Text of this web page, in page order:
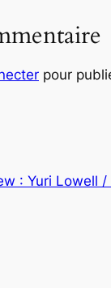
pour
: Yuri Lowell